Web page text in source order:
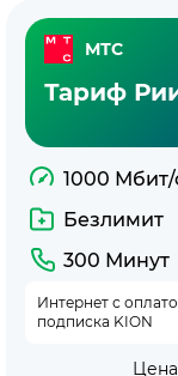
МТС
Тариф
1000 Мбит/
Безлимит
300 Минут
Интернет с
подписка KION